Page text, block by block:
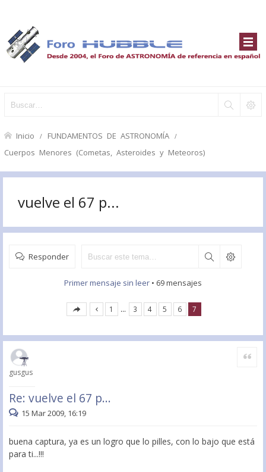
Inicio FUNDAMENTOS DE ASTRONOMÍA
Cuerpos Menores (Cometas, Asteroides y Meteoros)
vuelve el 67 p...
Responder
Primer mensaje sin leer • 69 mensajes
1 … 3 4 5 6 7
gusgus
Re: vuelve el 67 p...
Citar
15 Mar 2009, 16:19
buena captura, ya es un logro que lo pilles, con lo bajo que está
para ti...!!!